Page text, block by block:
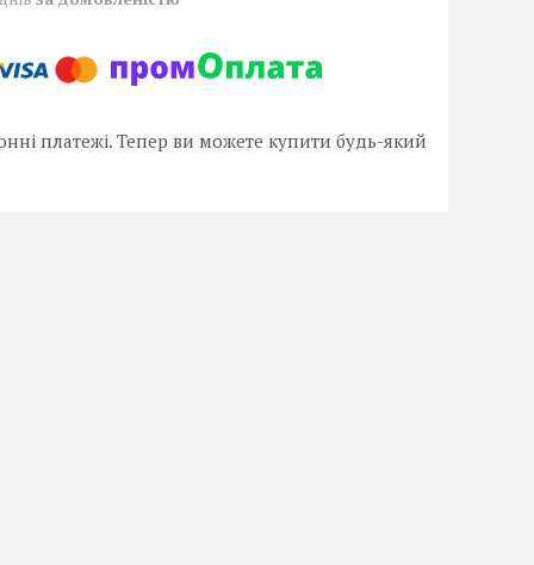
платежі. Тепер ви можете купити будь-який